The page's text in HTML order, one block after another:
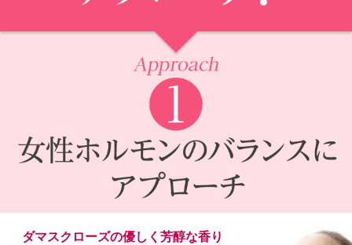
ダマスクローズの優しく芳醇な香り